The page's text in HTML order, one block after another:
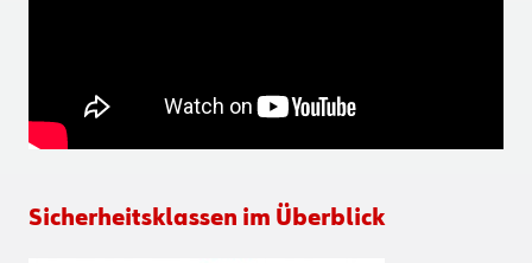
Sicherheitsklassen im Überblick